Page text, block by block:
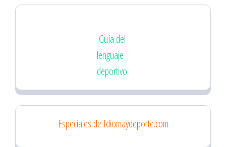
Guía del
lenguaje
deportivo
Especiales de Idiomaydeporte.com